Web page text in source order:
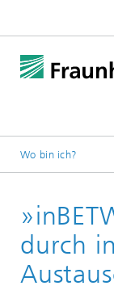
Wo bin ich?
Programme
»Artist/
durch